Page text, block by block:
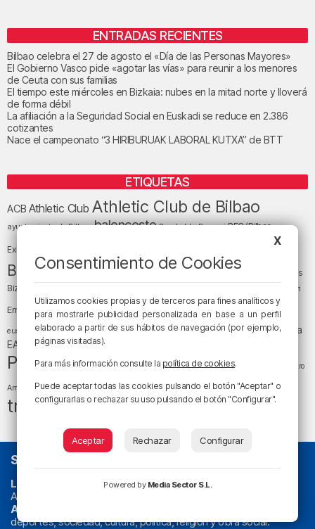
ENTRADAS RECIENTES
Bilbao celebra el 27 de agosto el «Día de las Personas Mayores»
El Gobierno Vasco pide «agotar las vías» para reunir a los menores
de Ceuta con sus familias
El tiempo este miércoles en Bizkaia: nubes en la mitad norte y lloverá
de forma débil
La afiliación a la Seguridad Social en Euskadi se reduce en 2.386
cotizantes
Nace el campeonato “3 HIRIBURUAK LABORAL KUTXA” de BTT
ETIQUETAS
ACB Athletic Club Athletic Club de Bilbao
ayuntamiento de Bilbao baloncesto Barakaldo Basauri BEC (Bilbao
Exhibition Center) Bizkaia
Bizkaia y sus comarcas Copa del Rey cultura
Cáritas
Bizkaia
Diócesis de Bilbao el tiempo Enkarterri
Ernesto Valverde Ertzaintza Euskadi (País Vasco)
euskera fiestas fútbol Gobierno vasco juanma jubera LaLiga LaLiga
EA Sports Liga Endesa
Política religión San Mamés sociedadsucesos Teatro
Arriaga tiempotiempo atmosféricotráfico
tráfico en Bizkaia
SOBRE NOSOTROS
La radio sin cadenas. Desde 1960 haciendo radio en Bilbao.
Actualidad y
Athletic
deportes, sociedad, cultura, política, religión y obra social.
X
Consentimiento de Cookies
Utilizamos cookies propias y de terceros para fines analíticos y
para mostrarle publicidad personalizada en base a un perfil
elaborado a partir de sus hábitos de navegación (por ejemplo,
páginas visitadas).
Para más información consulte la política de cookies.
Puede aceptar todas las cookies pulsando el botón "Aceptar" o
configurarlas o rechazar su uso pulsando el botón "Configurar".
Aceptar Rechazar Configurar
Powered by Media Sector S.L.